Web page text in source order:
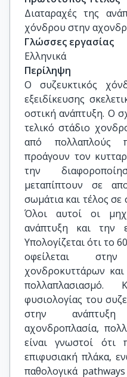
Διαταραχές της
χόνδρου στην
Γλώσσες εργασίας
Ελληνικά
Περίληψη
Ο συζευκτικός
εξειδίκευσης
οστική ανάπτυξη. Ο
τελικό στάδιο
από πολλαπλούς
προάγουν τον
την
μεταπίπτουν σε
σωμάτια και τέλος
Όλοι αυτοί οι
ανάπτυξη και την
Υπολογίζεται ότι το
οφείλεται
χονδροκυττάρων
φυσιολογίας του
στην
αχονδροπλασία,
είναι γνωστοί
επιφυσιακή πλάκα,
παθολογικά